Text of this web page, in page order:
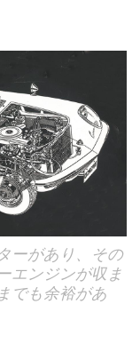
ーがあり、その
エンジンが収ま
でも余裕があ